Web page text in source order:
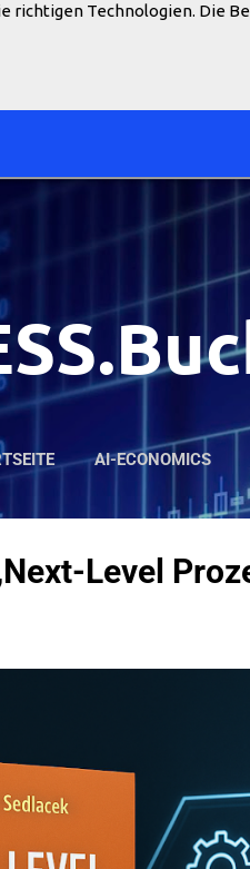
richtigen Technologien. Die
ins Unbekannte Der
Planungstools und